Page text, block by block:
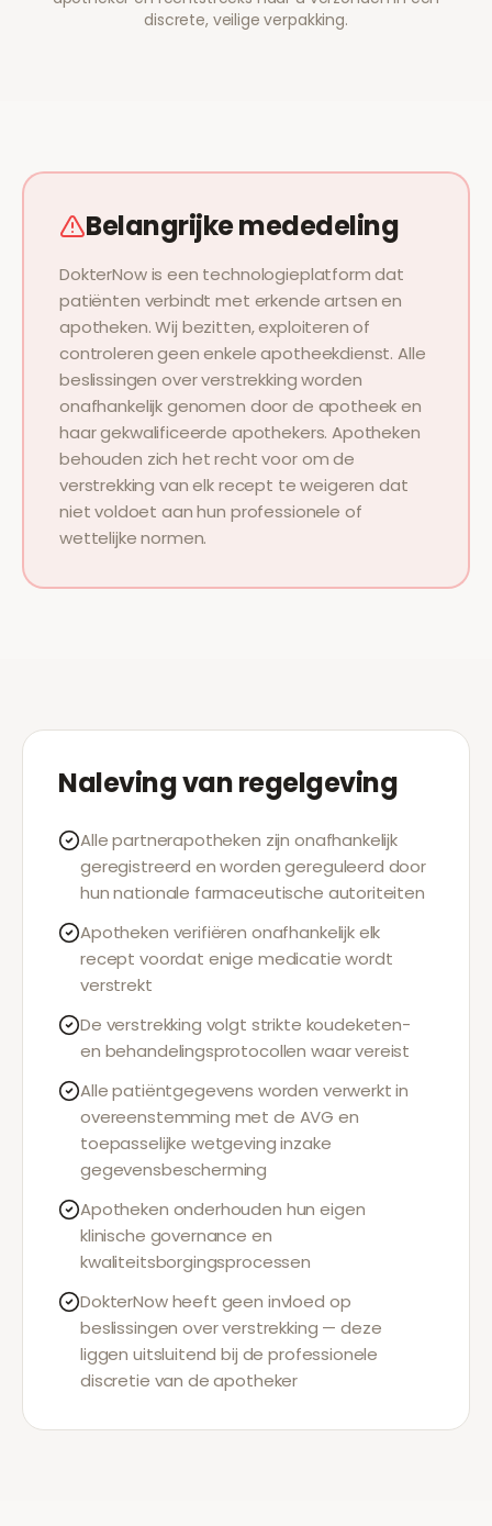
discrete, veilige verpakking.
Belangrijke mededeling
DokterNow is een technologieplatform dat
patiënten verbindt met erkende artsen en
apotheken. Wij bezitten, exploiteren of
controleren geen enkele apotheekdienst. Alle
beslissingen over verstrekking worden
onafhankelijk genomen door de apotheek en
haar gekwalificeerde apothekers. Apotheken
behouden zich het recht voor om de
verstrekking van elk recept te weigeren dat
niet voldoet aan hun professionele of
wettelijke normen.
Naleving van regelgeving
Alle partnerapotheken zijn onafhankelijk
geregistreerd en worden gereguleerd door
hun nationale farmaceutische autoriteiten
Apotheken verifiëren onafhankelijk elk
recept voordat enige medicatie wordt
verstrekt
De verstrekking volgt strikte koudeketen-
en behandelingsprotocollen waar vereist
Alle patiëntgegevens worden verwerkt in
overeenstemming met de AVG en
toepasselijke wetgeving inzake
gegevensbescherming
Apotheken onderhouden hun eigen
klinische governance en
kwaliteitsborgingsprocessen
DokterNow heeft geen invloed op
beslissingen over verstrekking — deze
liggen uitsluitend bij de professionele
discretie van de apotheker